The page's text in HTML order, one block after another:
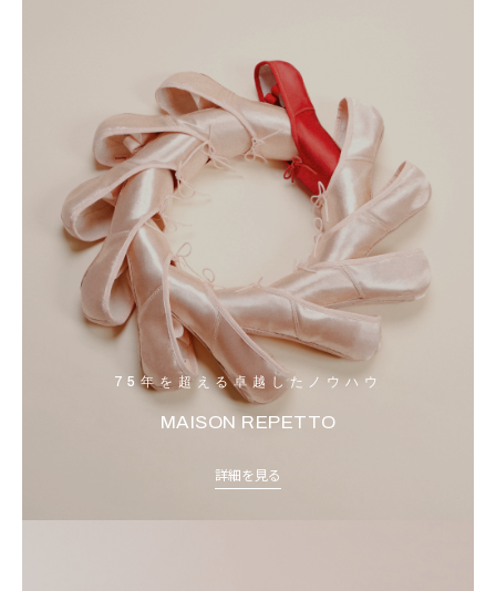
75年を超える卓越したノウハウ
MAISON REPETTO
詳細を見る